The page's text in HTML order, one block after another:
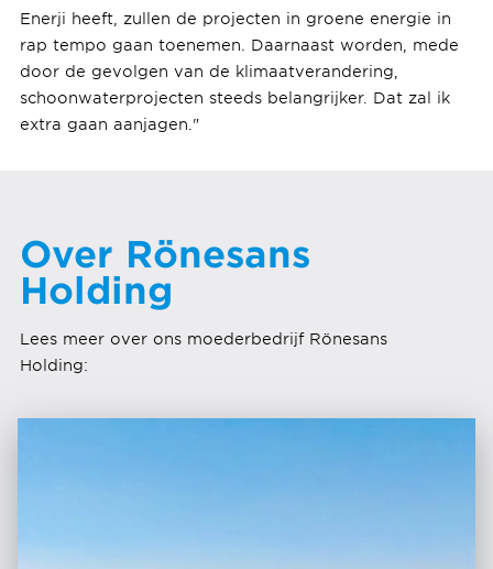
Enerji heeft, zullen de projecten in groene energie in
rap tempo gaan toenemen. Daarnaast worden, mede
door de gevolgen van de klimaatverandering,
schoonwaterprojecten steeds belangrijker. Dat zal ik
extra gaan aanjagen."
Over Rönesans
Holding
Lees meer over ons moederbedrijf Rönesans
Holding: